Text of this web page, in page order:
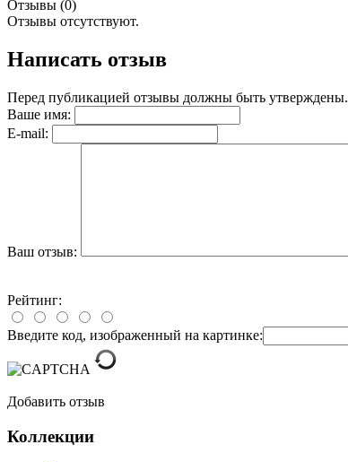
Отзывы (0)
Отзывы отсутствуют.
Написать отзыв
Перед публикацией отзывы должны быть утверждены.
Ваше имя:
E-mail:
Ваш отзыв:
Рейтинг:
Введите код, изображенный на картинке:
Добавить отзыв
Коллекции